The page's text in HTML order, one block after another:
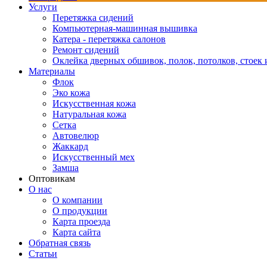
Услуги
Перетяжка сидений
Компьютерная-машинная вышивка
Катера - перетяжка салонов
Ремонт сидений
Оклейка дверных обшивок, полок, потолков, стоек
Материалы
Флок
Эко кожа
Искусственная кожа
Натуральная кожа
Сетка
Автовелюр
Жаккард
Искусственный мех
Замша
Оптовикам
О нас
О компании
О продукции
Карта проезда
Карта сайта
Обратная связь
Статьи